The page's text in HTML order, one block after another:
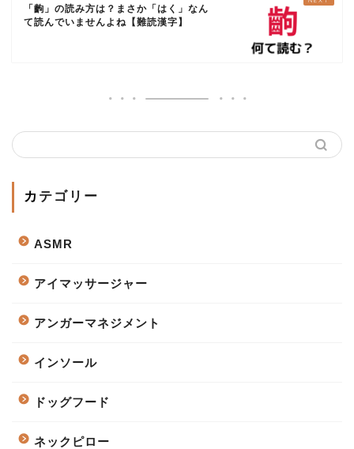
「齣」の読み方は？まさか「はく」なん
て読んでいませんよね【難読漢字】
カテゴリー
ASMR
アイマッサージャー
アンガーマネジメント
インソール
ドッグフード
ネックピロー